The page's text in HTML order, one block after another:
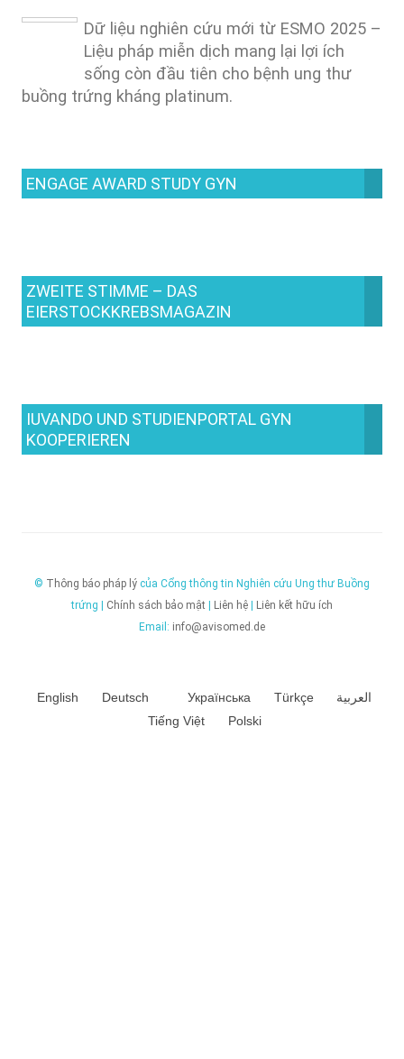
Dữ liệu nghiên cứu mới từ ESMO 2025 –
Liệu pháp miễn dịch mang lại lợi ích
sống còn đầu tiên cho bệnh ung thư
buồng trứng kháng platinum.
ENGAGE AWARD STUDY GYN
ZWEITE STIMME – DAS
EIERSTOCKKREBSMAGAZIN
IUVANDO UND STUDIENPORTAL GYN
KOOPERIEREN
© Thông báo pháp lý của Cổng thông tin Nghiên cứu Ung thư Buồng
trứng | Chính sách bảo mật | Liên hệ | Liên kết hữu ích
Email: info@avisomed.de
English Deutsch Українська Türkçe
العربية
Tiếng Việt
Polski